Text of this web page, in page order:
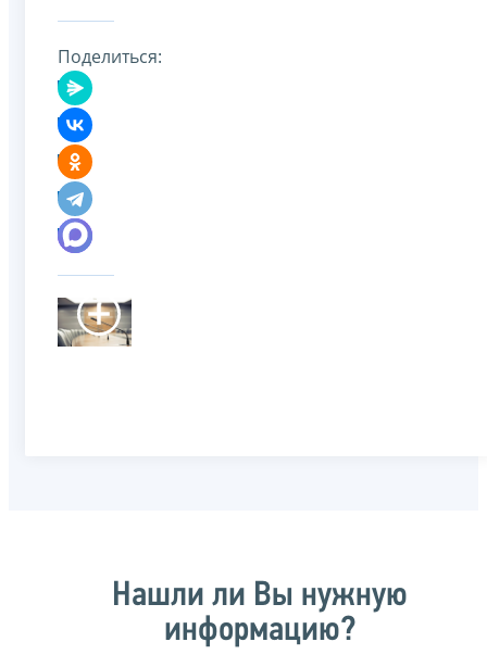
Поделиться:
Нашли ли Вы нужную
информацию?